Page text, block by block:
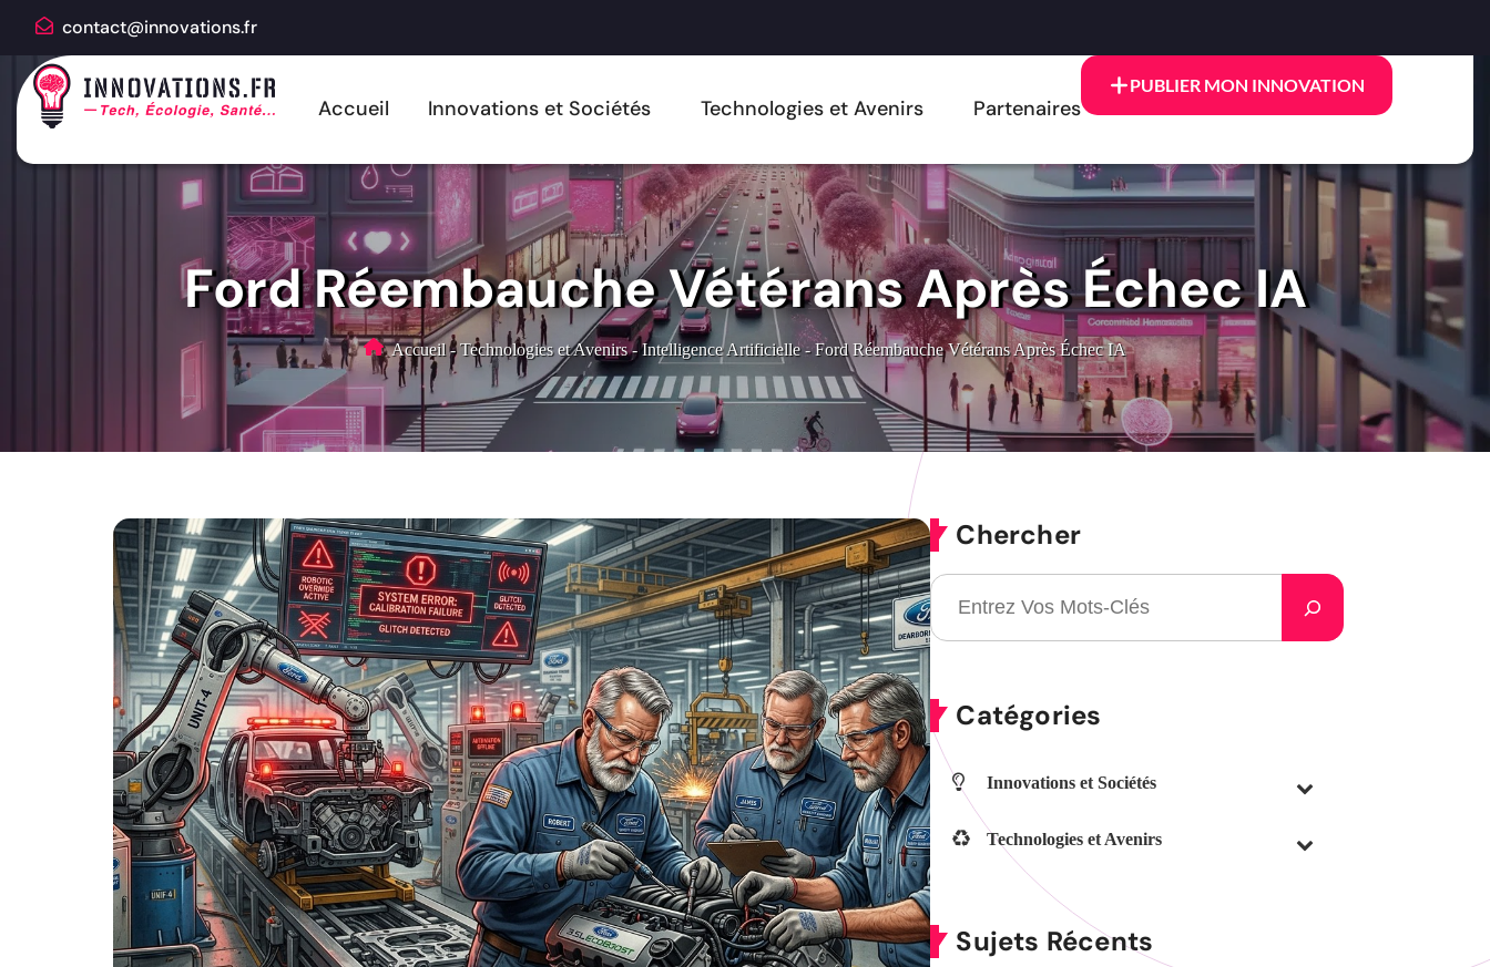
contact@innovations.fr
Accueil Innovations et Sociétés Technologies et Avenirs Partenaires
PUBLIER MON INNOVATION
Ford Réembauche Vétérans Après Échec IA
Accueil - Technologies et Avenirs - Intelligence Artificielle - Ford Réembauche Vétérans Après Échec IA
Chercher
Catégories
Innovations et Sociétés
Technologies et Avenirs
Sujets Récents